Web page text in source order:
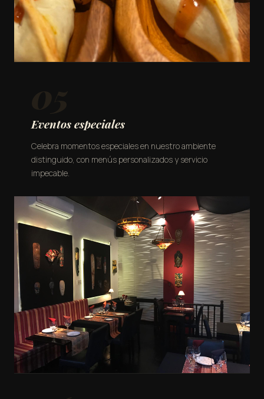
Eventos especiales
Celebra momentos especiales en nuestro ambiente
distinguido, con menús personalizados y servicio
impecable.